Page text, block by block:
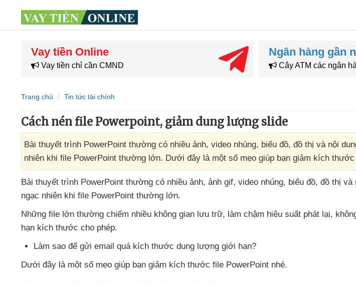
Vay tiền Online
Vay tiền chỉ cần CMND
Ngân hàng gần
Cây ATM các ngân
Trang chủ Tin tức tài chính
Cách nén file Powerpoint, giảm dung lượng slide
Bài thuyết trình PowerPoint thường có nhiều ảnh, video nhúng, biểu đồ, đồ thị và nội
nhiên khi file PowerPoint thường lớn. Dưới đây là một số mẹo giúp bạn giảm kích
Bài thuyết trình PowerPoint thường có nhiều ảnh, ảnh gif, video nhúng, biểu đồ, đồ thị và
ngạc nhiên khi file PowerPoint thường lớn.
Những file lớn thường chiếm nhiều không gian lưu trữ, làm chậm hiệu suất phát lại,
hạn kích thước cho phép.
Làm sao để gửi email quá kích thước dung lượng giới hạn?
Dưới đây là một số mẹo giúp bạn giảm kích thước file PowerPoint nhé.